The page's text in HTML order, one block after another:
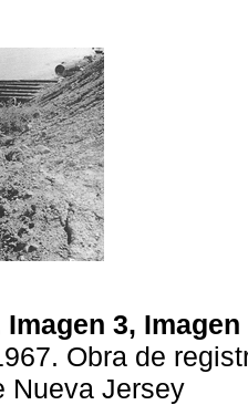
Imagen 3,
Obra de
Nueva Jersey